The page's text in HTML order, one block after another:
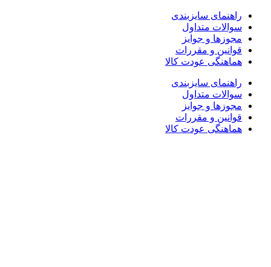
راهنمای سایزبندی
سوالات متداول
مجوزها و جوایز
قوانین و مقررات
هماهنگی عودت کالا
راهنمای سایزبندی
سوالات متداول
مجوزها و جوایز
قوانین و مقررات
هماهنگی عودت کالا